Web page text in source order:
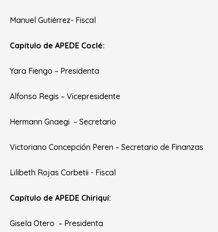
Manuel Gutiérrez- Fiscal
Capítulo de APEDE Coclé:
Yara Fiengo – Presidenta
Alfonso Regis – Vicepresidente
Hermann Gnaegi – Secretario
Victoriano Concepción Peren – Secretario de Finanzas
Lilibeth Rojas Corbetii - Fiscal
Capítulo de APEDE Chiriquí:
Gisela Otero – Presidenta